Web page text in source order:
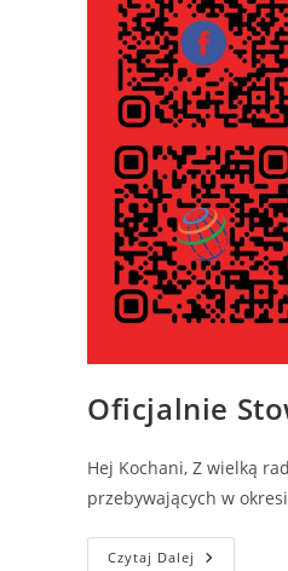
Oficjalnie
Hej Kochani, Z wielką
przebywających w
Czytaj Dalej